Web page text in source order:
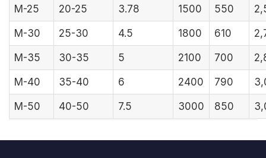
M-25 20-25 3.78 1500 550
M-30 25-30 4.5 1800 610
M-35 30-35 5 2100 700
M-40 35-40 6 2400 790
M-50 40-50 7.5 3000 850